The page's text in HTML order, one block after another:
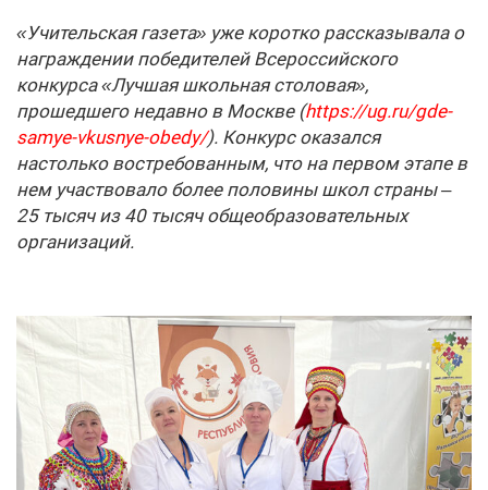
«Учительская газета» уже коротко рассказывала о
награждении победителей Всероссийского
конкурса «Лучшая школьная столовая»,
прошедшего недавно в Москве (https://ug.ru/gde-
samye-vkusnye-obedy/). Конкурс оказался
настолько востребованным, что на первом этапе в
нем участвовало более половины школ страны –
25 тысяч из 40 тысяч общеобразовательных
организаций.